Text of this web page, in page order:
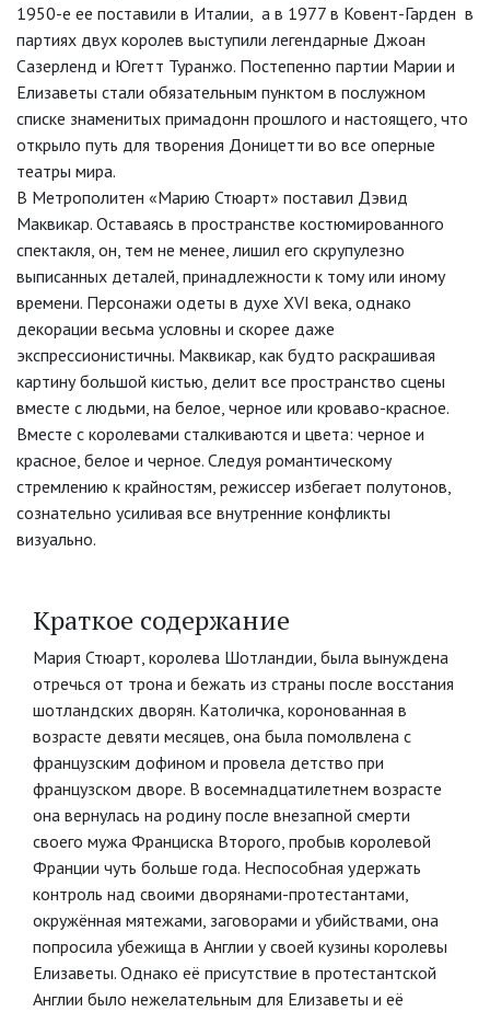
1950-е ее поставили в Италии, а в 1977 в Ковент-Гарден в
партиях двух королев выступили легендарные Джоан
Сазерленд и Югетт Туранжо. Постепенно партии Марии и
Елизаветы стали обязательным пунктом в послужном
списке знаменитых примадонн прошлого и настоящего, что
открыло путь для творения Доницетти во все оперные
театры мира.
В Метрополитен «Марию Стюарт» поставил Дэвид
Маквикар. Оставаясь в пространстве костюмированного
спектакля, он, тем не менее, лишил его скрупулезно
выписанных деталей, принадлежности к тому или иному
времени. Персонажи одеты в духе XVI века, однако
декорации весьма условны и скорее даже
экспрессионистичны. Маквикар, как будто раскрашивая
картину большой кистью, делит все пространство сцены
вместе с людьми, на белое, черное или кроваво-красное.
Вместе с королевами сталкиваются и цвета: черное и
красное, белое и черное. Следуя романтическому
стремлению к крайностям, режиссер избегает полутонов,
сознательно усиливая все внутренние конфликты
визуально.
Краткое содержание
Мария Стюарт, королева Шотландии, была вынуждена
отречься от трона и бежать из страны после восстания
шотландских дворян. Католичка, коронованная в
возрасте девяти месяцев, она была помолвлена с
французским дофином и провела детство при
французском дворе. В восемнадцатилетнем возрасте
она вернулась на родину после внезапной смерти
своего мужа Франциска Второго, пробыв королевой
Франции чуть больше года. Неспособная удержать
контроль над своими дворянами-протестантами,
окружённая мятежами, заговорами и убийствами, она
попросила убежища в Англии у своей кузины королевы
Елизаветы. Однако её присутствие в протестантской
Англии было нежелательным для Елизаветы и её